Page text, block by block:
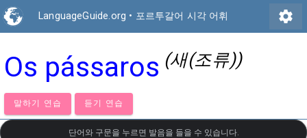
LanguageGuide.org • 포르투갈어 시각 어휘 settings
Os pássaros (새(조류))
말하기 연습 듣기 연습
단어와 구문을 누르면 발음을 들을 수 있습니다.